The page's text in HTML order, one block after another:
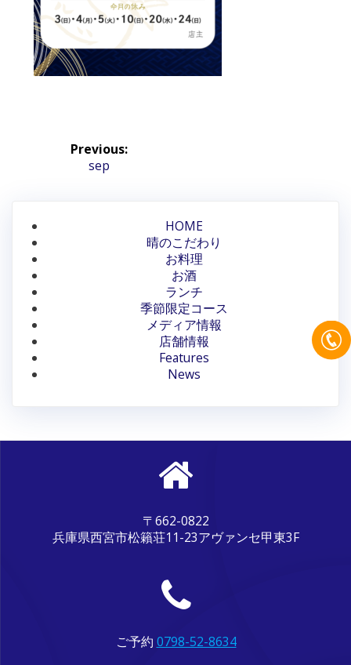
ビ
ゲ
ー
シ
ョ
ン
Previous:
Previous
sep
HOME
晴のこだわり
お料理
お酒
ランチ
季節限定コース
メディア情報
店舗情報
Features
News
〒662-0822
兵庫県西宮市松籟荘11-23アヴァンセ甲東3F
ご予約 0798-52-8634